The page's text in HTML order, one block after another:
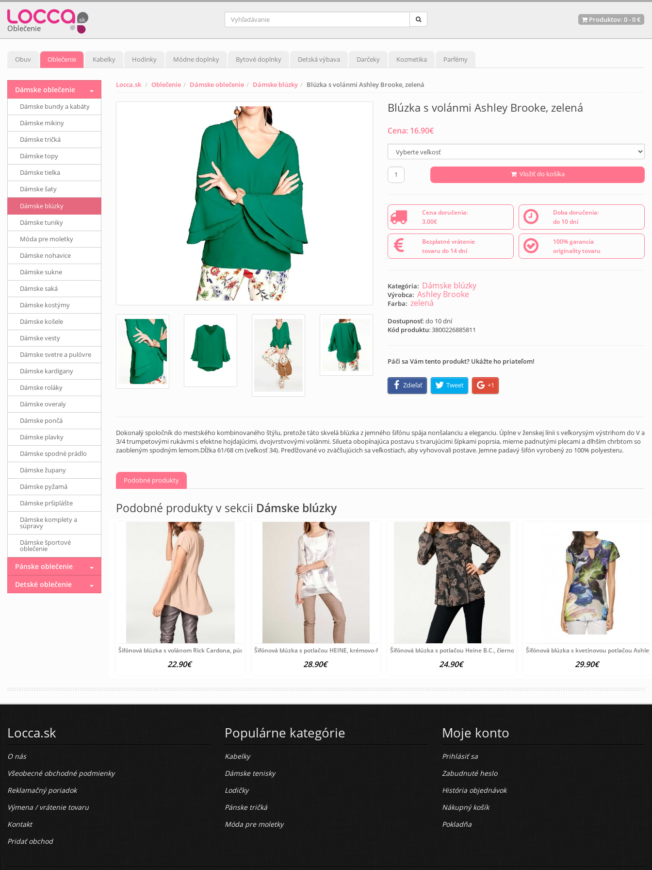
Oblečenie
Produktov: 0-0 €
Obuv Oblečenie Kabelky Hodinky Módne doplnky Bytové doplnky Detská výbava Darčeky Kozmetika Parfémy
Locca.sk Oblečenie Dámske oblečenie Dámske blúzky Blúzka s volánmi Ashley Brooke, zelená
Blúzka s volánmi Ashley Brooke, zelená
Cena: 16.90€
Vložiť do košíka
Cena doručenia:
3.00€
Doba doručenia:
do 10 dní
Bezplatné vrátenie
tovaru do 14 dní
100% garancia
originality tovaru
Kategória: Dámske blúzky
Výrobca: Ashley Brooke
Farba: zelená
Dostupnosť: do 10 dní
Kód produktu:3800226885811
Páči sa Vám tento produkt? Ukážte ho priateľom!
Zdieľať Tweet +1
Dokonalý spoločník do mestského kombinovaného štýlu, pretože táto skvelá blúzka z jemného šifónu spája nonšalanciu a eleganciu. Úplne v ženskej línii s veľkorysým výstrihom do V a
3/4 trumpetovými rukávmi s efektne hojdajúcimi, dvojvrstvovými volánmi. Silueta obopínajúca postavu s tvarujúcimi šípkami poprsia, mierne padnutými plecami a dlhším chrbtom so
zaobleným spodným lemom.Dĺžka 61/68 cm (veľkosť 34). Predlžované vo zväčšujúcich sa veľkostiach, aby vyhovovali postave. Jemne padavý šifón vyrobený zo 100% polyesteru.
Podobné produkty
Podobné produkty v sekcii Dámske blúzky
Šifónová blúzka s volánom Rick Cardona, púdrová
22.90€
Šifónová blúzka s potlačou HEINE, krémovo-farebná
28.90€
Šifónová blúzka s potlačou Heine B.C., čierno-farebná
24.90€
Šifónová blúzka s kvetinovou potlačou
29.90€
Dámske oblečenie
Dámske bundy a kabáty
Dámske mikiny
Dámske tričká
Dámske topy
Dámske tielka
Dámske šaty
Dámske blúzky
Dámske tuniky
Móda pre moletky
Dámske nohavice
Dámske sukne
Dámske saká
Dámske kostýmy
Dámske košele
Dámske vesty
Dámske svetre a pulóvre
Dámske kardigany
Dámske roláky
Dámske overaly
Dámske pončá
Dámske plavky
Dámske spodné prádlo
Dámske župany
Dámske pyžamá
Dámske pršiplášte
Dámske komplety a
súpravy
Dámske športové
oblečenie
Pánske oblečenie
Detské oblečenie
Locca.sk
O nás
Všeobecné obchodné podmienky
Reklamačný poriadok
Výmena / vrátenie tovaru
Kontakt
Pridať obchod
Populárne kategórie
Kabelky
Dámske tenisky
Lodičky
Pánske tričká
Móda pre moletky
Moje konto
Prihlásiť sa
Zabudnuté heslo
História objednávok
Nákupný košík
Pokladňa